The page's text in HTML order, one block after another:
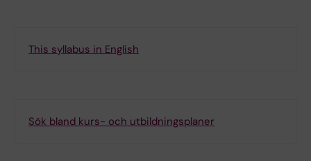
This syllabus in English
Sök bland kurs- och utbildningsplaner